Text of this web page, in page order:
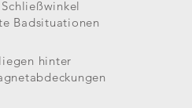
Badsituationen
hinter